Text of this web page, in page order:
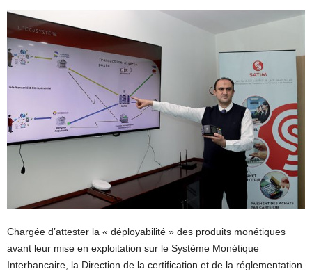
Chargée d’attester la « déployabilité » des produits monétiques
avant leur mise en exploitation sur le Système Monétique
Interbancaire, la Direction de la certification et de la réglementation